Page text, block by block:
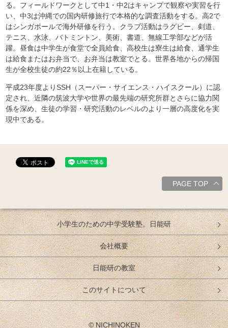
る。フィールドワークとして中1・中2はキャンプで観察や実習を行
い、中3は沖縄での国内研修旅行で本格的な調査活動をする。高2で
はシンガポールで海外研修を行う。クラブ活動はラグビー、剣道、
テニス、水泳、バトミントン、美術、書道、無線工学部などが活
躍。昼食は中学生が食堂で全員給食、高校生は寮生は給食、通学生
は給食またはお弁当で、お弁当は教室でとる。世界各地からの帰国
生が全校生徒の約22％以上在籍している。
平成23年度よりSSH（スーパー・サイエンス・ハイスクール）に認
定され、近隣の筑波大学や世界の最先端の研究所群とさらに協力関
係を深め、生徒の学習・研究活動のレベルのより一層の高度化を実
現中である。
PAGE TOP
小学生のための中学受験塾。日能研
会社概要
日能研の教室
このサイトについて
© NICHINOKEN